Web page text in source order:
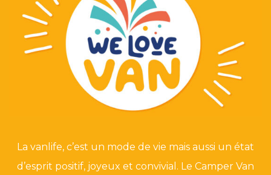
La vanlife, c’est un mode de vie mais aussi un état
d’esprit positif, joyeux et convivial. Le Camper Van